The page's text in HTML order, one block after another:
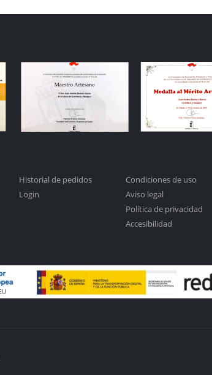
Historial de pedidos
Login
Condiciones de uso
Aviso legal
Política de privacidad
Accesibilidad